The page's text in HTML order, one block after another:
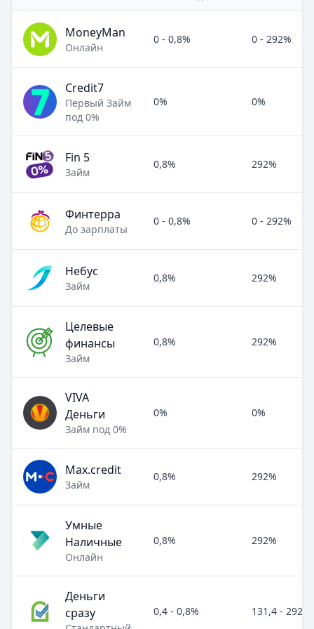
MoneyMan
Онлайн
0 - 0,8% 0 - 292%
Credit7
Первый Займ
под 0%
0% 0%
Fin 5
Займ
0,8% 292%
Финтерра
До зарплаты
0 - 0,8% 0 - 292%
Небус
Займ
0,8% 292%
Целевые
финансы
Займ
0,8% 292%
VIVA
Деньги
Займ под 0%
0% 0%
Max.credit
Займ
0,8% 292%
Умные
Наличные
Онлайн
0,8% 292%
Деньги
сразу
0,4 - 0,8% 131,4 - 292%